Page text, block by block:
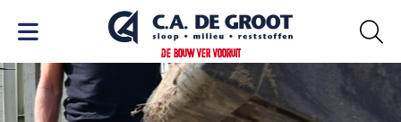
DE BOUW VER VOORUIT